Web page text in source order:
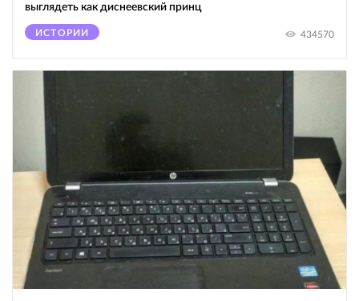
выглядеть как диснеевский принц
ИСТОРИИ 434570